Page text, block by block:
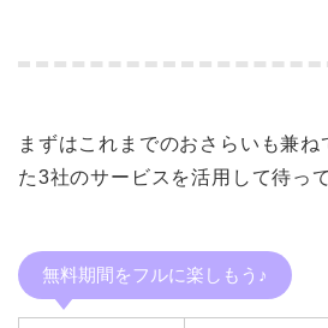
まずはこれまでのおさらいも兼ね
た3社のサービスを活用して待っ
無料期間をフルに楽しもう♪